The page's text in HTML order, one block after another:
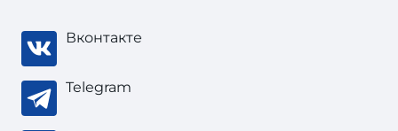
Вконтакте
Telegram